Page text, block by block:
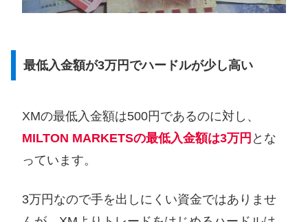
最低入金額が3万円でハードルが少し高い
XMの最低入金額は500円であるのに対し、
MILTON MARKETSの最低入金額は3万円 とな
っています。
3万円なので手を出しにくい資金ではありませ